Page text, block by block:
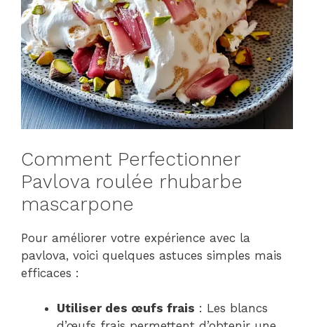
Comment Perfectionner
Pavlova roulée rhubarbe
mascarpone
Pour améliorer votre expérience avec la
pavlova, voici quelques astuces simples mais
efficaces :
Utiliser des œufs frais : Les blancs